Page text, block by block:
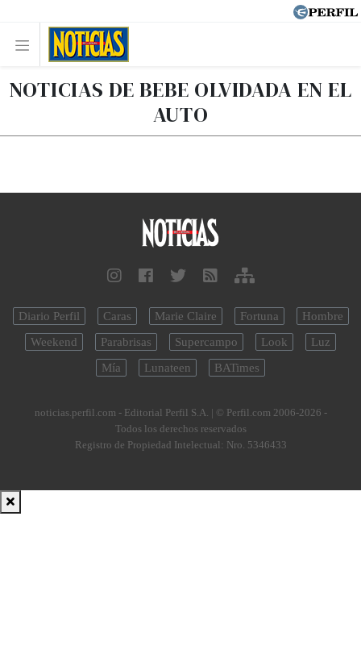
NOTICIAS DE BEBE OLVIDADA EN EL
AUTO
Diario Perfil Caras Marie Claire Fortuna
Hombre
Weekend
Parabrisas Supercampo Look
Luz
Mía
Lunateen BATimes
noticias.perfil.com - Editorial Perfil S.A. | © Perfil.com 2006-2026 -
Todos los derechos reservados
Registro de Propiedad Intelectual: Nro. 5346433